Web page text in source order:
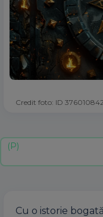
Credit foto: ID
Cu o istorie